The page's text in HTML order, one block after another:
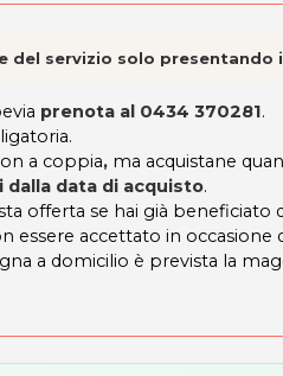
del servizio solo presentando
prenota al 0434 370281.
a coppia, ma acquistane
dalla data di acquisto.
offerta se hai già beneficiato
accettato in occasione
a domicilio è prevista la